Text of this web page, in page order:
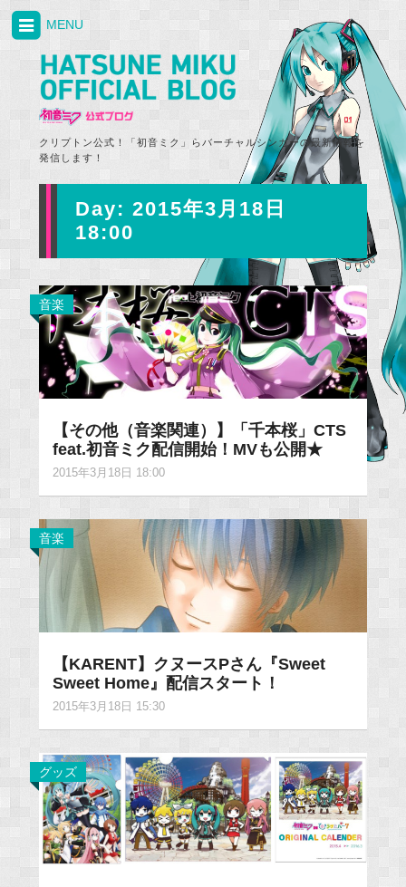
クリプトン公式！「初音ミク」らバーチャルシンガーの最新情報を
発信します！
MENU
Day: 2015年3月18日
18:00
音楽
【その他（音楽関連）】「千本桜」CTS
feat.初音ミク配信開始！MVも公開★
2015年3月18日 18:00
音楽
【KARENT】クヌースPさん『Sweet
Sweet Home』配信スタート！
2015年3月18日 15:30
グッズ